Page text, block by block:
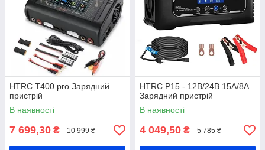
HTRC T400 pro Зарядний
пристрій
В наявності
7 699,30 ₴ 10 999 ₴
HTRC P15 - 12В/24В 15А/8А
Зарядний пристрій
В наявності
4 049,50 ₴ 5 785 ₴